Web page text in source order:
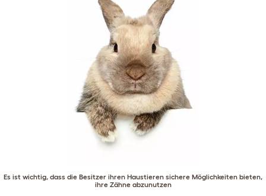
Es ist wichtig, dass die Besitzer ihren Haustieren sichere Möglichkeiten bieten,
ihre Zähne abzunutzen